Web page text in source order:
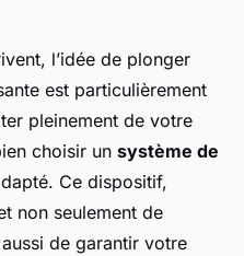
pour
avec un
de lecture
l’idée de plonger
est particulièrement
pleinement de votre
choisir un système de
Ce dispositif,
non seulement de
de garantir votre